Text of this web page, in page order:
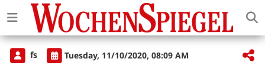
fs Tuesday, 11/10/2020, 08:09 AM